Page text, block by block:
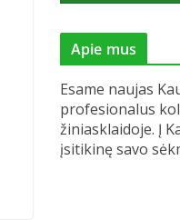
Apie mus
Esame naujas
profesionalus
žiniasklaidoje. Į
įsitikinę savo